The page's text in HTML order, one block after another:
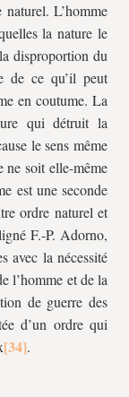
naturel. L’homme
la nature le
disproportion du
de ce qu’il peut
en coutume. La
qui détruit la
le sens même
ne soit elle-même
est une seconde
ordre naturel et
F.-P. Adorno,
avec la nécessité
l’homme et de la
de guerre des
d’un ordre qui
.